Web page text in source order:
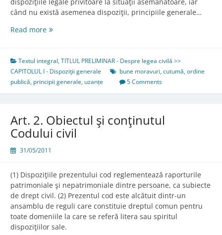
dispoziţiile legale privitoare la situaţii asemănătoare, iar
când nu există asemenea dispoziţii, principiile generale…
Read moreArt.
dreptului
civil
Textul integral,TITLUL PRELIMINAR - Despre legea civilă >>
CAPITOLUL I - Dispoziţii generale
bune moravuri,cutumă,ordine
publică, principii generale, uzanțe 5 Comments
Art. 2. Obiectul şi conţinutul
Codului civil
31/05/2011
(1) Dispoziţiile prezentului cod reglementează raporturile
patrimoniale şi nepatrimoniale dintre persoane, ca subiecte
de drept civil. (2) Prezentul cod este alcătuit dintr-un
ansamblu de reguli care constituie dreptul comun pentru
toate domeniile la care se referă litera sau spiritul
dispoziţiilor sale.